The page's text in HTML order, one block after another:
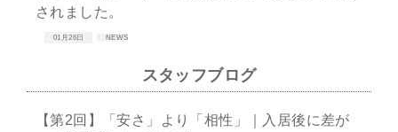
されました。
01月26日 NEWS
スタッフブログ
【第2回】「安さ」より「相性」｜入居後に差が